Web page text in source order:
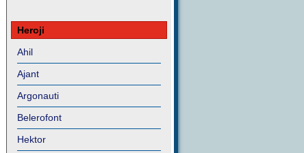
Heroji
Ahil
Ajant
Argonauti
Belerofont
Hektor